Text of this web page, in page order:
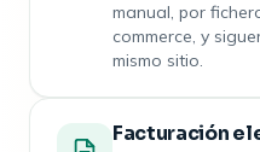
manual, por
commerce, y
mismo sitio.
Facturación